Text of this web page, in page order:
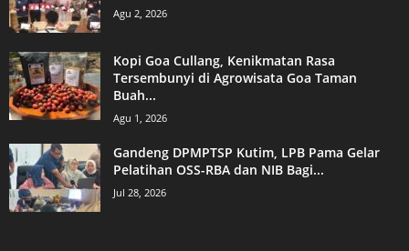
Agu 2, 2026
Kopi Goa Cullang, Kenikmatan Rasa
Tersembunyi di Agrowisata Goa Taman
Buah...
Agu 1, 2026
Gandeng DPMPTSP Kutim, LPB Pama Gelar
Pelatihan OSS-RBA dan NIB Bagi...
Jul 28, 2026